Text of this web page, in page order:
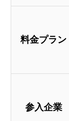
料金プラン
参入企業